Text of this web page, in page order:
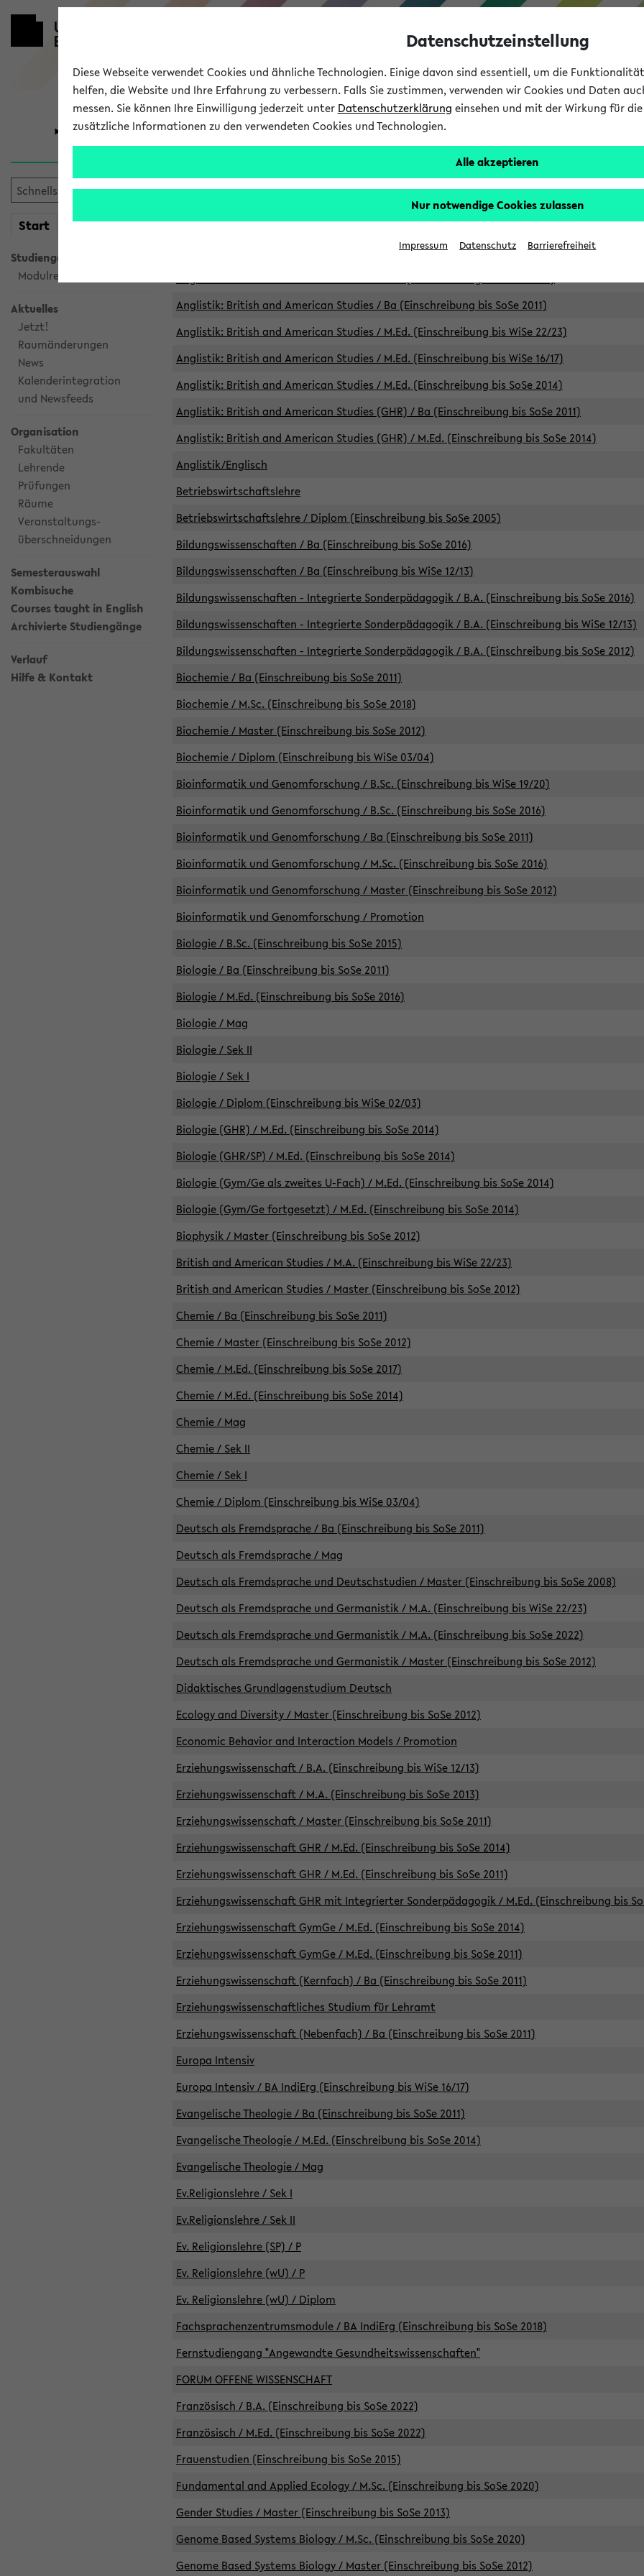
Universität Forschung Studium
Start meineKVV
Studiengangsauswahl
Modulrecherche
Aktuelles
Jetzt!
Raumänderungen
News
Kalenderintegration
und Newsfeeds
Organisation
Fakultäten
Lehrende
Prüfungen
Räume
Veranstaltungs-
überschneidungen
Semesterauswahl
Kombisuche
Courses taught in English
Archivierte Studiengänge
Verlauf
Hilfe & Kontakt
Archivierte Studiengänge
Anglistik: British and American Studies / B.A. (Einschreibung bis WiSe 16/17)
Anglistik: British and American Studies / B.A. (Einschreibung bis SoSe 2015)
Anglistik: British and American Studies / Ba (Einschreibung bis SoSe 2011)
Anglistik: British and American Studies / M.Ed. (Einschreibung bis WiSe 22/23)
Anglistik: British and American Studies / M.Ed. (Einschreibung bis WiSe 16/17)
Anglistik: British and American Studies / M.Ed. (Einschreibung bis SoSe 2014)
Anglistik: British and American Studies (GHR) / Ba (Einschreibung bis SoSe 2011)
Anglistik: British and American Studies (GHR) / M.Ed. (Einschreibung bis SoSe 2014)
Anglistik/Englisch
Betriebswirtschaftslehre
Betriebswirtschaftslehre / Diplom (Einschreibung bis SoSe 2005)
Bildungswissenschaften / Ba (Einschreibung bis SoSe 2016)
Bildungswissenschaften / Ba (Einschreibung bis WiSe 12/13)
Bildungswissenschaften - Integrierte Sonderpädagogik / B.A. (Einschreibung bis SoSe 2016)
Bildungswissenschaften - Integrierte Sonderpädagogik / B.A. (Einschreibung bis WiSe 12/13)
Bildungswissenschaften - Integrierte Sonderpädagogik / B.A. (Einschreibung bis SoSe 2012)
Biochemie / Ba (Einschreibung bis SoSe 2011)
Biochemie / M.Sc. (Einschreibung bis SoSe 2018)
Biochemie / Master (Einschreibung bis SoSe 2012)
Biochemie / Diplom (Einschreibung bis WiSe 03/04)
Bioinformatik und Genomforschung / B.Sc. (Einschreibung bis WiSe 19/20)
Bioinformatik und Genomforschung / B.Sc. (Einschreibung bis SoSe 2016)
Bioinformatik und Genomforschung / Ba (Einschreibung bis SoSe 2011)
Bioinformatik und Genomforschung / M.Sc. (Einschreibung bis SoSe 2016)
Bioinformatik und Genomforschung / Master (Einschreibung bis SoSe 2012)
Bioinformatik und Genomforschung / Promotion
Biologie / B.Sc. (Einschreibung bis SoSe 2015)
Biologie / Ba (Einschreibung bis SoSe 2011)
Biologie / M.Ed. (Einschreibung bis SoSe 2016)
Biologie / Mag
Biologie / Sek II
Biologie / Sek I
Biologie / Diplom (Einschreibung bis WiSe 02/03)
Biologie (GHR) / M.Ed. (Einschreibung bis SoSe 2014)
Biologie (GHR/SP) / M.Ed. (Einschreibung bis SoSe 2014)
Biologie (Gym/Ge als zweites U-Fach) / M.Ed. (Einschreibung bis SoSe 2014)
Biologie (Gym/Ge fortgesetzt) / M.Ed. (Einschreibung bis SoSe 2014)
Biophysik / Master (Einschreibung bis SoSe 2012)
British and American Studies / M.A. (Einschreibung bis WiSe 22/23)
British and American Studies / Master (Einschreibung bis SoSe 2012)
Chemie / Ba (Einschreibung bis SoSe 2011)
Chemie / Master (Einschreibung bis SoSe 2012)
Chemie / M.Ed. (Einschreibung bis SoSe 2017)
Chemie / M.Ed. (Einschreibung bis SoSe 2014)
Chemie / Mag
Chemie / Sek II
Chemie / Sek I
Chemie / Diplom (Einschreibung bis WiSe 03/04)
Deutsch als Fremdsprache / Ba (Einschreibung bis SoSe 2011)
Deutsch als Fremdsprache / Mag
Deutsch als Fremdsprache und Deutschstudien / Master (Einschreibung bis SoSe 2008)
Deutsch als Fremdsprache und Germanistik / M.A. (Einschreibung bis WiSe 22/23)
Deutsch als Fremdsprache und Germanistik / M.A. (Einschreibung bis SoSe 2022)
Deutsch als Fremdsprache und Germanistik / Master (Einschreibung bis SoSe 2012)
Didaktisches Grundlagenstudium Deutsch
Ecology and Diversity / Master (Einschreibung bis SoSe 2012)
Economic Behavior and Interaction Models / Promotion
Erziehungswissenschaft / B.A. (Einschreibung bis WiSe 12/13)
Erziehungswissenschaft / M.A. (Einschreibung bis SoSe 2013)
Erziehungswissenschaft / Master (Einschreibung bis SoSe 2011)
Erziehungswissenschaft GHR / M.Ed. (Einschreibung bis SoSe 2014)
Erziehungswissenschaft GHR / M.Ed. (Einschreibung bis SoSe 2011)
Erziehungswissenschaft GHR mit Integrierter Sonderpädagogik / M.Ed. (Einschreibung bis
Erziehungswissenschaft GymGe / M.Ed. (Einschreibung bis SoSe 2014)
Erziehungswissenschaft GymGe / M.Ed. (Einschreibung bis SoSe 2011)
Erziehungswissenschaft (Kernfach) / Ba (Einschreibung bis SoSe 2011)
Erziehungswissenschaftliches Studium für Lehramt
Erziehungswissenschaft (Nebenfach) / Ba (Einschreibung bis SoSe 2011)
Europa Intensiv
Europa Intensiv / BA IndiErg (Einschreibung bis WiSe 16/17)
Evangelische Theologie / Ba (Einschreibung bis SoSe 2011)
Evangelische Theologie / M.Ed. (Einschreibung bis SoSe 2014)
Evangelische Theologie / Mag
Ev.Religionslehre / Sek I
Ev.Religionslehre / Sek II
Ev. Religionslehre (SP) / P
Ev. Religionslehre (wU) / P
Ev. Religionslehre (wU) / Diplom
Fachsprachenzentrumsmodule / BA IndiErg (Einschreibung bis SoSe 2018)
Fernstudiengang "Angewandte Gesundheitswissenschaften"
FORUM OFFENE WISSENSCHAFT
Französisch / B.A. (Einschreibung bis SoSe 2022)
Französisch / M.Ed. (Einschreibung bis SoSe 2022)
Frauenstudien (Einschreibung bis SoSe 2015)
Fundamental and Applied Ecology / M.Sc. (Einschreibung bis SoSe 2020)
Gender Studies / Master (Einschreibung bis SoSe 2013)
Genome Based Systems Biology / M.Sc. (Einschreibung bis SoSe 2020)
Genome Based Systems Biology / Master (Einschreibung bis SoSe 2012)
Datenschutzeinstellung
Diese Webseite verwendet Cookies und ähnliche Technologien. Einige davon sind essentiell, um die
helfen, die Website und Ihre Erfahrung zu verbessern. Falls Sie zustimmen, verwenden wir Cookies und Daten
messen. Sie können Ihre Einwilligung jederzeit unter Datenschutzerklärung einsehen und mit der Wirkung für
zusätzliche Informationen zu den verwendeten Cookies und Technologien.
Alle akzeptieren
Nur notwendige Cookies zulassen
Impressum Datenschutz Barrierefreiheit